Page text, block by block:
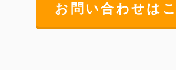
お問い合わせは